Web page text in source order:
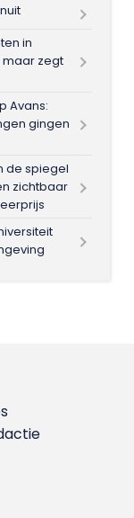
in
maar zegt
Avans:
gingen
de spiegel
zichtbaar